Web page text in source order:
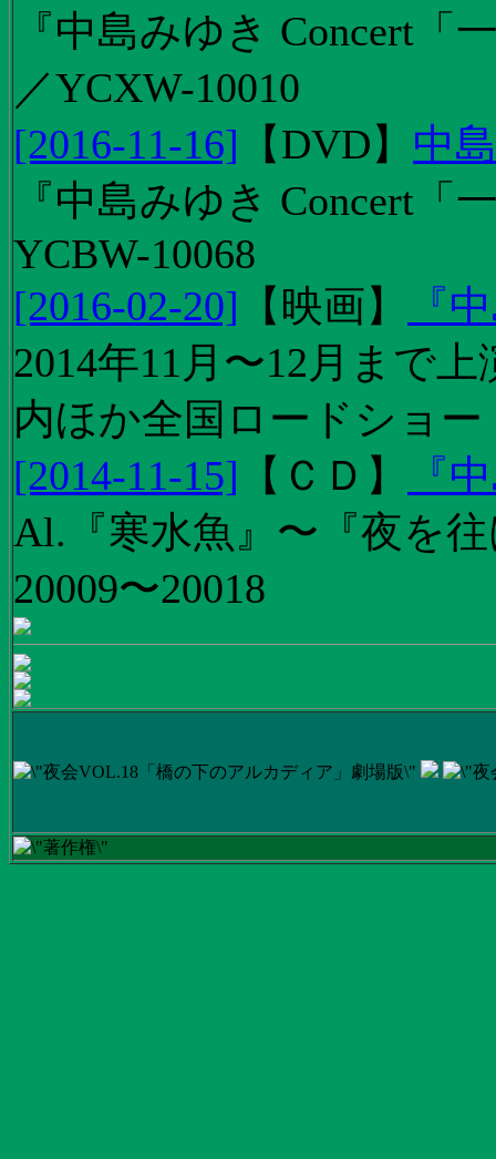
『中島みゆき Concert
／YCXW-10010
[2016-11-16] 【DVD】 中
『中島みゆき Concert
YCBW-10068
[2016-02-20] 【 映画】
『
2014年11月〜12月まで
内ほか全国ロードショー
[2014-11-15] 【 ＣＤ 】
『
Al.『寒水魚』〜『夜を
20009〜20018